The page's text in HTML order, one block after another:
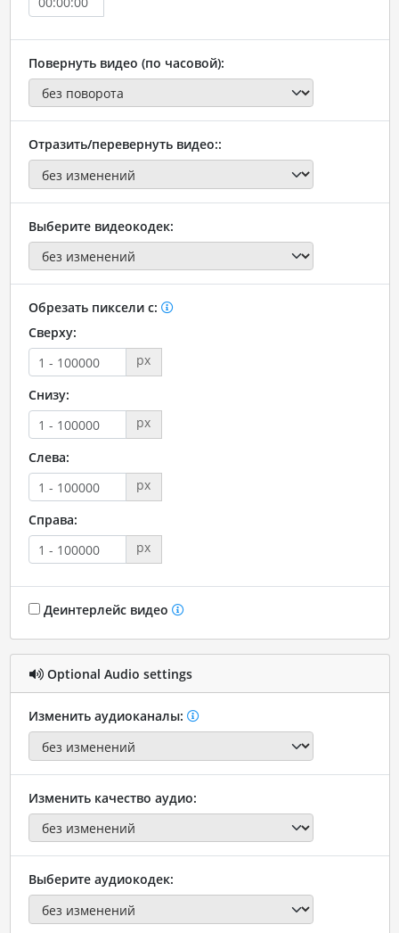
Повернуть видео (по часовой):
Отразить/перевернуть видео::
Выберите видеокодек:
Обрезать пиксели с:
Сверху:
px
Снизу:
px
Слева:
px
Справа:
px
Деинтерлейс видео
Optional Audio settings
Изменить аудиоканалы:
Изменить качество аудио:
Выберите аудиокодек: